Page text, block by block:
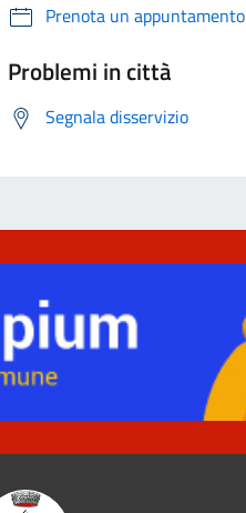
Prenota un appuntamento
Problemi in città
Segnala disservizio